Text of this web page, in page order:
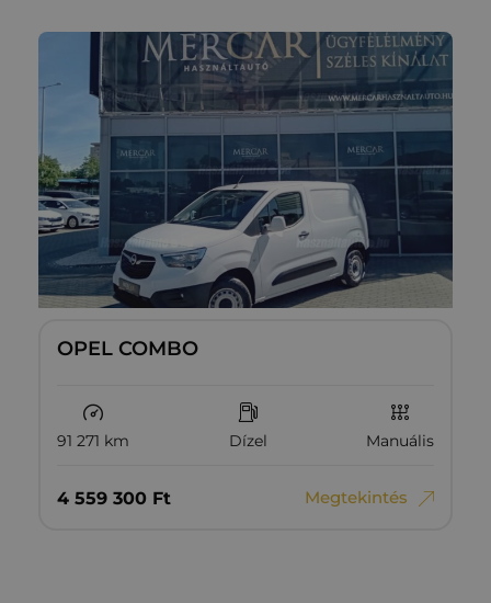
OPEL COMBO
91 271 km Dízel Manuális
4‏‏‎ ‎559‏‏‎ ‎300 Ft Megtekintés